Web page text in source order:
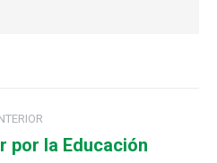
Publicación
por la Educación